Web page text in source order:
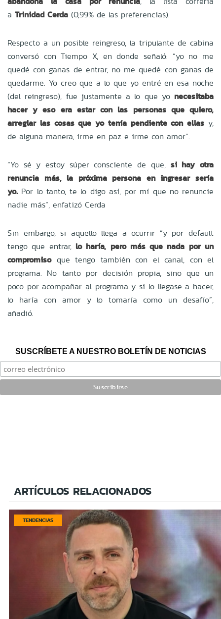
a Trinidad Cerda (0,99% de las preferencias).
Respecto a un posible reingreso, la tripulante de cabina
conversó con Tiempo X, en donde señaló: “yo no me
quedé con ganas de entrar, no me quedé con ganas de
quedarme. Yo creo que a lo que yo entré en esa noche
(del reingreso), fue justamente a lo que yo necesitaba
hacer y eso era estar con las personas que quiero,
arreglar las cosas que yo tenía pendiente con ellas y,
de alguna manera, irme en paz e irme con amor”.
“Yo sé y estoy súper consciente de que, si hay otra
renuncia más, la próxima persona en ingresar sería
yo. Por lo tanto, te lo digo así, por mí que no renuncie
nadie más”, enfatizó Cerda
Sin embargo, si aquello llega a ocurrir “y por default
tengo que entrar, lo haría, pero más que nada por un
compromiso que tengo también con el canal, con el
programa. No tanto por decisión propia, sino que un
poco por acompañar al programa y si lo llegase a hacer,
lo haría con amor y lo tomaría como un desafío”,
añadió.
SUSCRÍBETE A NUESTRO BOLETÍN DE NOTICIAS
ARTÍCULOS RELACIONADOS
TENDENCIAS